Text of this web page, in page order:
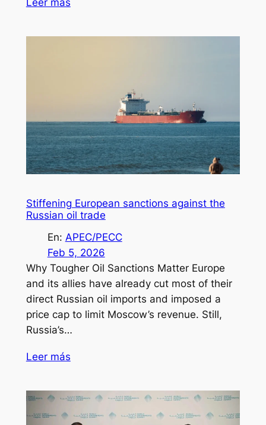
Stiffening European sanctions against the
Russian oil trade
En: APEC/PECC
Feb 5, 2026
Why Tougher Oil Sanctions Matter Europe
and its allies have already cut most of their
direct Russian oil imports and imposed a
price cap to limit Moscow’s revenue. Still,
Russia’s…
Leer más